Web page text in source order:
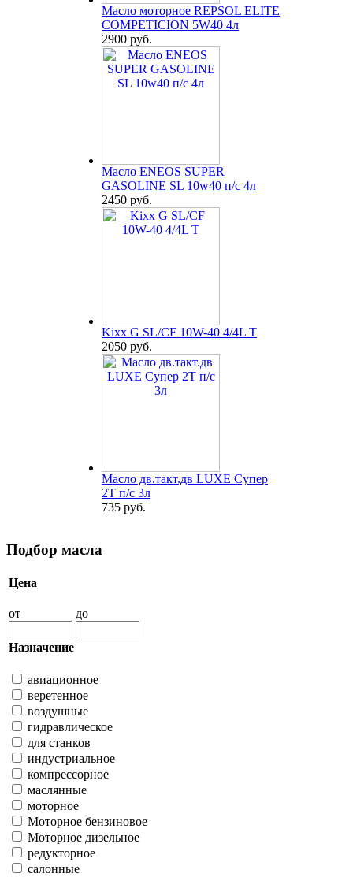
Масло моторное REPSOL ELITE
COMPETICION 5W40 4л
2900 руб.
Масло ENEOS SUPER
GASOLINE SL 10w40 п/с 4л
2450 руб.
Kixx G SL/CF 10W-40 4/4L T
2050 руб.
Масло дв.такт.дв LUXE Супер
2Т п/с 3л
735 руб.
Подбор масла
Цена
от до
Назначение
авиационное
веретенное
воздушные
гидравлическое
для станков
индустриальное
компрессорное
маслянные
моторное
Моторное бензиновое
Моторное дизельное
редукторное
салонные